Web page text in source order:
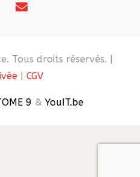
Tous droits réservés. |
CGV
9 & YouIT.be